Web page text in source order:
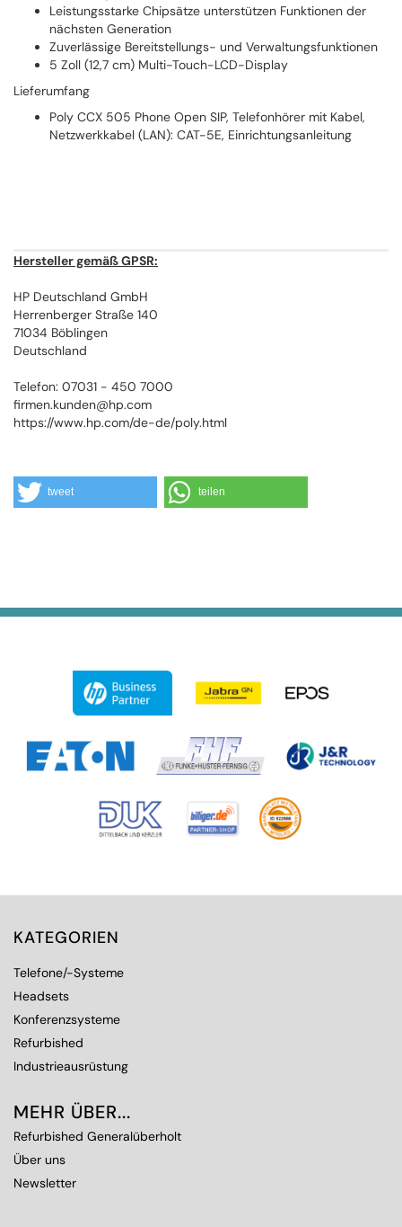
Leistungsstarke Chipsätze unterstützen Funktionen der
nächsten Generation
Zuverlässige Bereitstellungs- und Verwaltungsfunktionen
5 Zoll (12,7 cm) Multi-Touch-LCD-Display
Lieferumfang
Poly CCX 505 Phone Open SIP, Telefonhörer mit Kabel,
Netzwerkkabel (LAN): CAT-5E, Einrichtungsanleitung
Hersteller gemäß GPSR:
HP Deutschland GmbH
Herrenberger Straße 140
71034 Böblingen
Deutschland
Telefon: 07031 - 450 7000
firmen.kunden@hp.com
https://www.hp.com/de-de/poly.html
tweet teilen
KATEGORIEN
Telefone/-Systeme
Headsets
Konferenzsysteme
Refurbished
Industrieausrüstung
MEHR ÜBER...
Refurbished Generalüberholt
Über uns
Newsletter